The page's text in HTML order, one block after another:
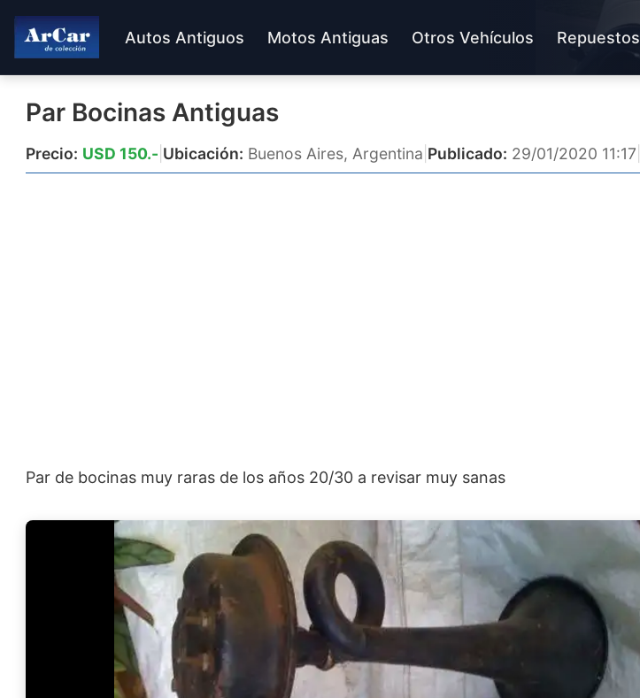
Autos Antiguos Motos Antiguas Otros Vehículos Repuestos
Par Bocinas Antiguas
Precio: USD 150.- Ubicación: Buenos Aires, Argentina Publicado: 29/01/2020 11:17
Par de bocinas muy raras de los años 20/30 a revisar muy sanas